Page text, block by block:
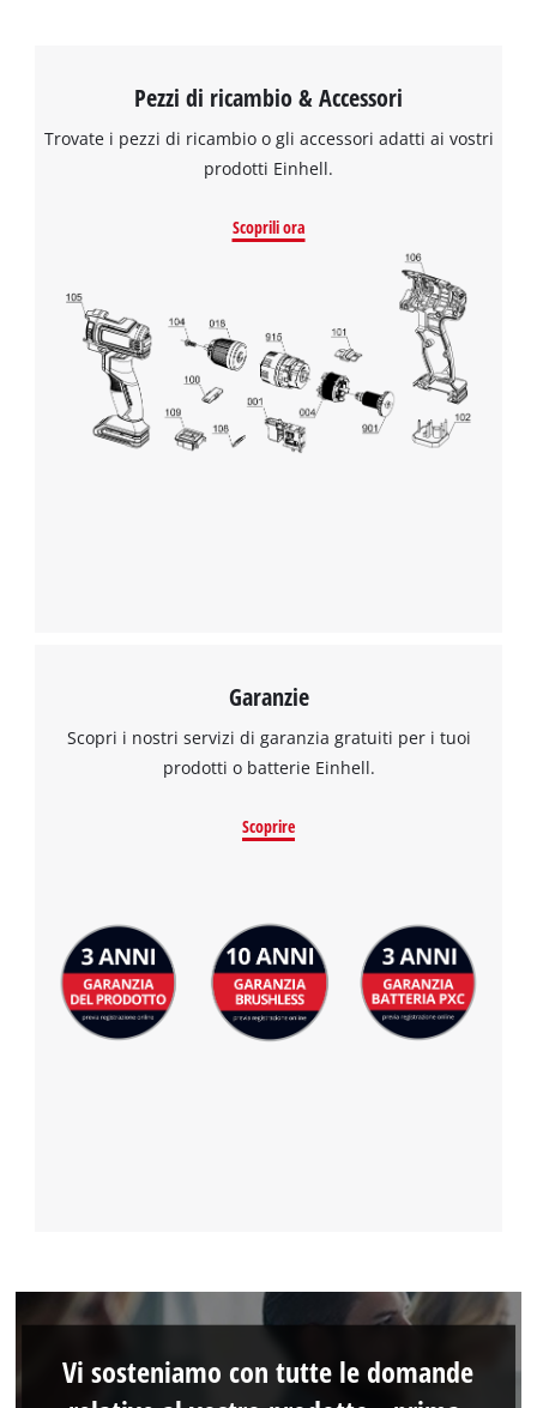
Pezzi di ricambio & Accessori
Trovate i pezzi di ricambio o gli accessori adatti ai vostri
prodotti Einhell.
Scoprili ora
Garanzie
Scopri i nostri servizi di garanzia gratuiti per i tuoi
prodotti o batterie Einhell.
Scoprire
Vi sosteniamo con tutte le domande